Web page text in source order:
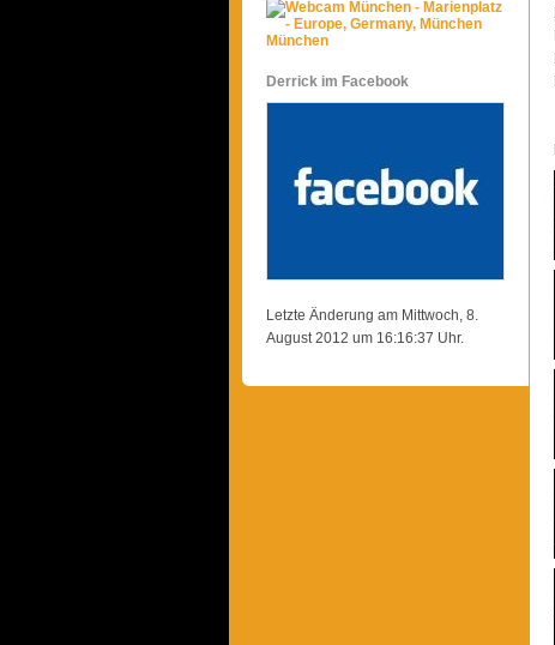
München
Derrick im Facebook
Letzte Änderung am Mittwoch, 8.
August 2012 um 16:16:37 Uhr.